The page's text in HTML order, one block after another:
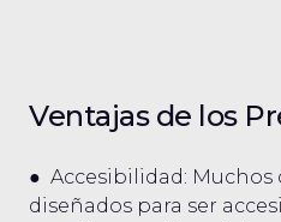
Ventajas de los
● Accesibilidad:
diseñados para ser